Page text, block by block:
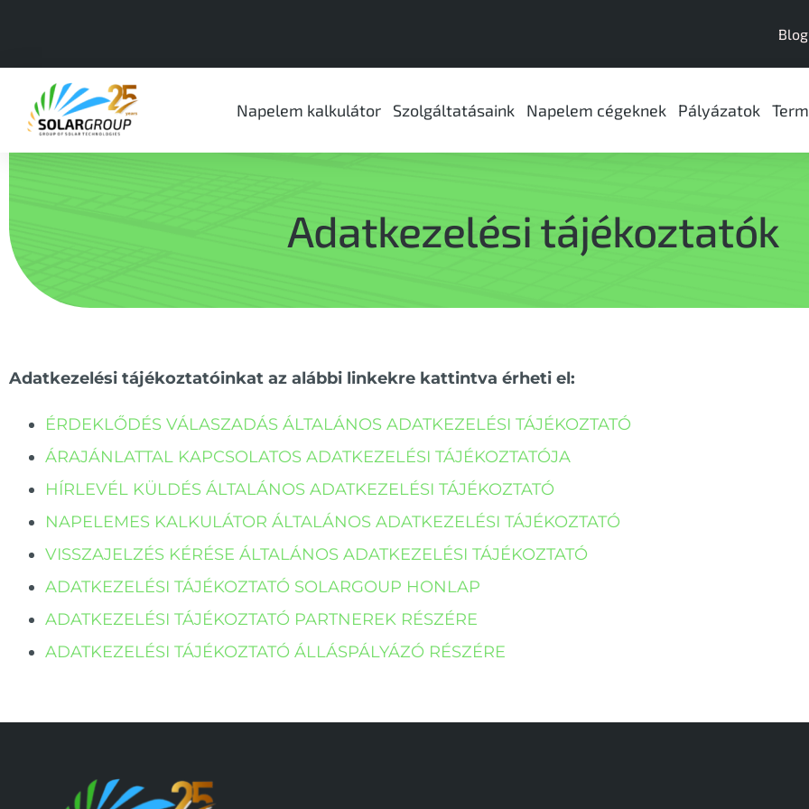
Blog
Napelem kalkulátor Szolgáltatásaink Napelem cégeknek Pályázatok
Adatkezelési tájékoztatók
Adatkezelési tájékoztatóinkat az alábbi linkekre kattintva érheti el:
ÉRDEKLŐDÉS VÁLASZADÁS ÁLTALÁNOS ADATKEZELÉSI TÁJÉKOZTATÓ
ÁRAJÁNLATTAL KAPCSOLATOS ADATKEZELÉSI TÁJÉKOZTATÓJA
HÍRLEVÉL KÜLDÉS ÁLTALÁNOS ADATKEZELÉSI TÁJÉKOZTATÓ
NAPELEMES KALKULÁTOR ÁLTALÁNOS ADATKEZELÉSI TÁJÉKOZTATÓ
VISSZAJELZÉS KÉRÉSE ÁLTALÁNOS ADATKEZELÉSI TÁJÉKOZTATÓ
ADATKEZELÉSI TÁJÉKOZTATÓ SOLARGOUP HONLAP
ADATKEZELÉSI TÁJÉKOZTATÓ PARTNEREK RÉSZÉRE
ADATKEZELÉSI TÁJÉKOZTATÓ ÁLLÁSPÁLYÁZÓ RÉSZÉRE